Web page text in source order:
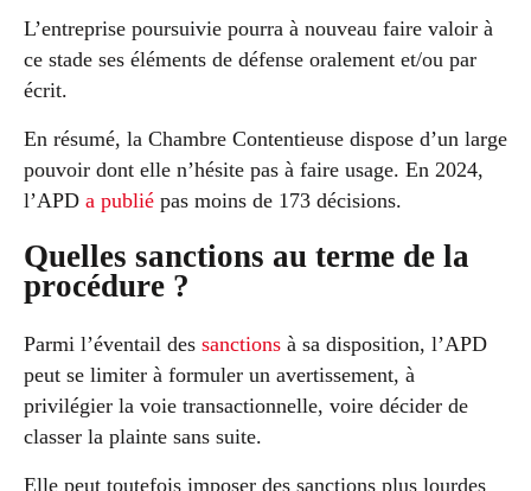
L’entreprise poursuivie pourra à nouveau faire valoir à
ce stade ses éléments de défense oralement et/ou par
écrit.
En résumé, la Chambre Contentieuse dispose d’un large
pouvoir dont elle n’hésite pas à faire usage. En 2024,
l’APD a publié pas moins de 173 décisions.
Quelles sanctions au terme de la
procédure ?
Parmi l’éventail des sanctions à sa disposition, l’APD
peut se limiter à formuler un avertissement, à
privilégier la voie transactionnelle, voire décider de
classer la plainte sans suite.
Elle peut toutefois imposer des sanctions plus lourdes